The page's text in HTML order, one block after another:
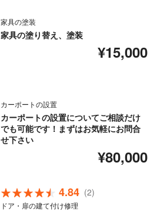
家具の塗装
家具の塗り替え、塗装
¥15,000
カーポートの設置
カーポートの設置についてご相談だけ
でも可能です！まずはお気軽にお問合
せ下さい
¥80,000
4.84 (2)
ドア・扉の建て付け修理